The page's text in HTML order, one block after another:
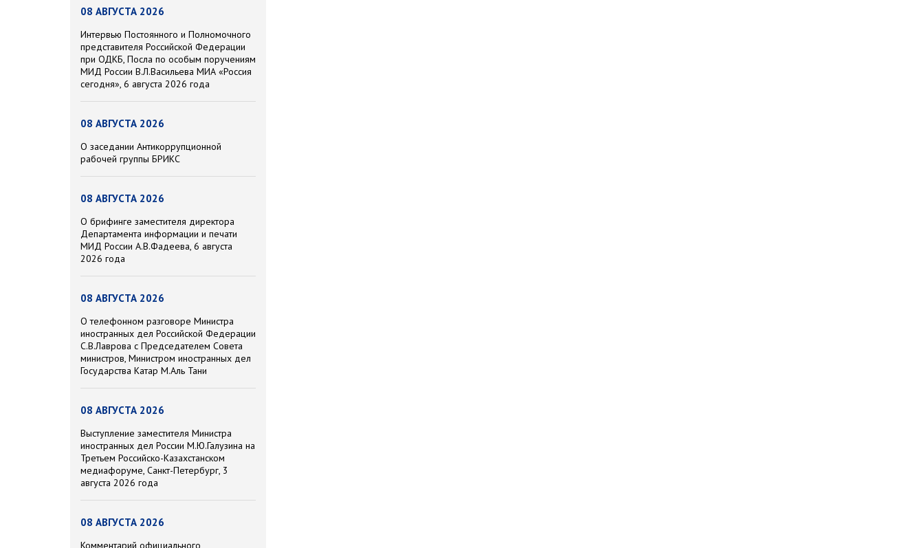
08 АВГУСТА 2026
Интервью Постоянного и Полномочного
представителя Российской Федерации
при ОДКБ, Посла по особым поручениям
МИД России В.Л.Васильева МИА «Россия
сегодня», 6 августа 2026 года
08 АВГУСТА 2026
О заседании Антикоррупционной
рабочей группы БРИКС
08 АВГУСТА 2026
О брифинге заместителя директора
Департамента информации и печати
МИД России А.В.Фадеева, 6 августа
2026 года
08 АВГУСТА 2026
О телефонном разговоре Министра
иностранных дел Российской Федерации
С.В.Лаврова с Председателем Совета
министров, Министром иностранных дел
Государства Катар М.Аль Тани
08 АВГУСТА 2026
Выступление заместителя Министра
иностранных дел России М.Ю.Галузина на
Третьем Российско-Казахстанском
медиафоруме, Санкт-Петербург, 3
августа 2026 года
08 АВГУСТА 2026
Комментарий официального